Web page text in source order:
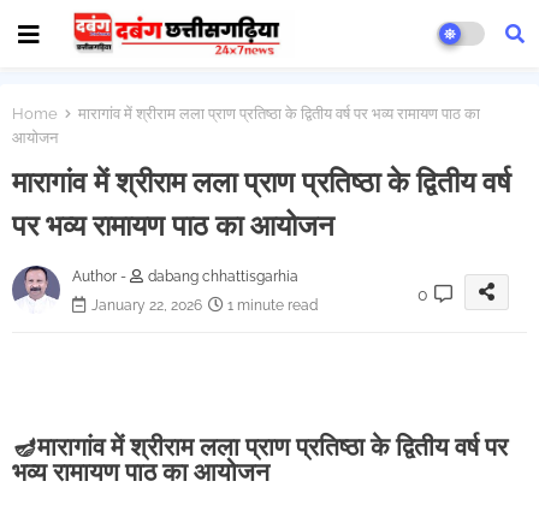
Home
मारागांव में श्रीराम लला प्राण प्रतिष्ठा के द्वितीय वर्ष पर भव्य रामायण पाठ का
आयोजन
मारागांव में श्रीराम लला प्राण प्रतिष्ठा के द्वितीय वर्ष
पर भव्य रामायण पाठ का आयोजन
Author -
dabang chhattisgarhia
January 22, 2026
1 minute read
0
🪔मारागांव में श्रीराम लला प्राण प्रतिष्ठा के द्वितीय वर्ष पर
भव्य रामायण पाठ का आयोजन